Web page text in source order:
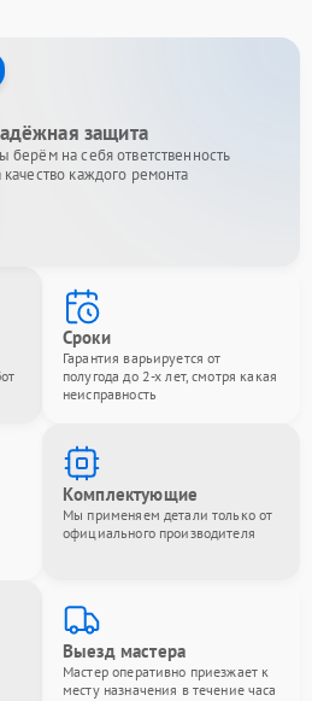
защита
берём на себя ответственность
качество каждого ремонта
Сроки
Гарантия варьируется от
полугода до 2-х лет, смотря какая
неисправность
Комплектующие
Мы применяем детали только от
официального производителя
Выезд мастера
Мастер оперативно приезжает к
месту назначения в течение часа